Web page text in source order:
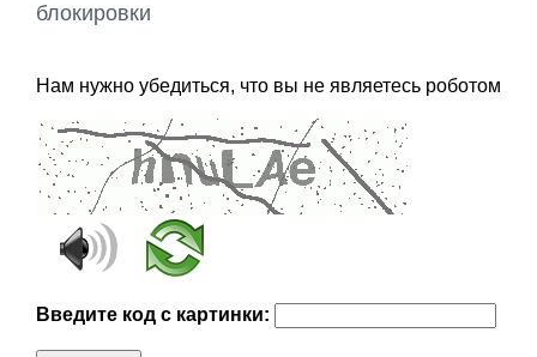
блокировки
Нам нужно убедиться, что вы не являетесь роботом
Введите код с картинки: